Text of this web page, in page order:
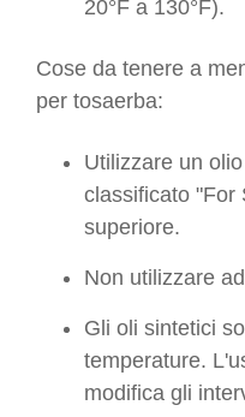
20°F a 130°F).
Cose da tenere a
per tosaerba:
Utilizzare un
classificato "For
superiore.
Non utilizzare
Gli oli sintetici
temperature.
modifica gli